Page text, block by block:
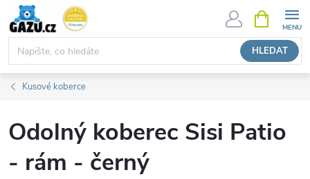
Přejít
obsah
HLEDAT
NÁKUPNÍ
KOŠÍK
Kusové koberce
Odolný koberec Sisi Patio
- rám - černý